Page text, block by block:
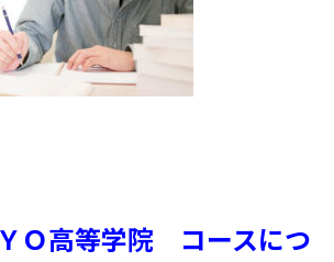
Ｏ高等学院 コースにつ